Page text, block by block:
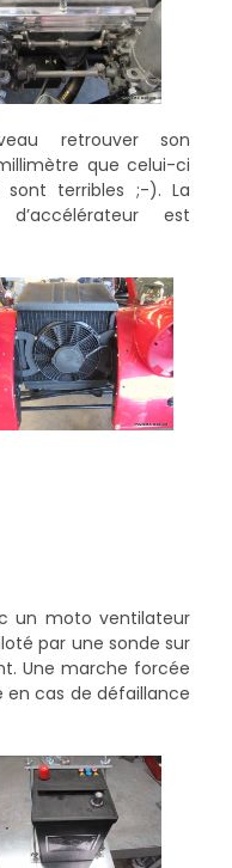
retrouver son
que celui-ci
sont terribles ;-). La
est
un moto ventilateur
par une sonde sur
Une marche forcée
en cas de défaillance